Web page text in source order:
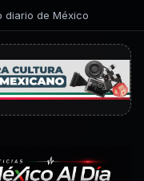
diario de México